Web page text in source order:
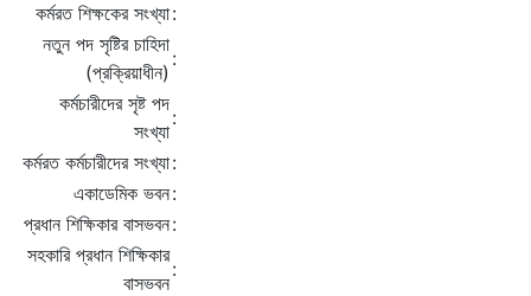
কর্মরত শিক্ষকের সংখ্যা:
নতুন পদ সৃষ্টির চাহিদা
(প্রক্রিয়াধীন)
:
কর্মচারীদের সৃষ্ট পদ
সংখ্যা
:
কর্মরত কর্মচারীদের সংখ্যা:
একাডেমিক ভবন:
প্রধান শিক্ষিকার বাসভবন:
সহকারি প্রধান শিক্ষিকার
বাসভবন
: